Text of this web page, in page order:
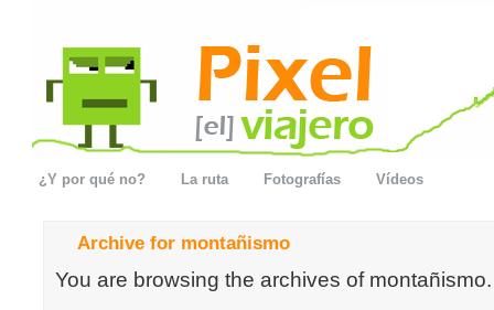
¿Y por qué no? La ruta Fotografías Vídeos
Archive for montañismo
You are browsing the archives of montañismo.